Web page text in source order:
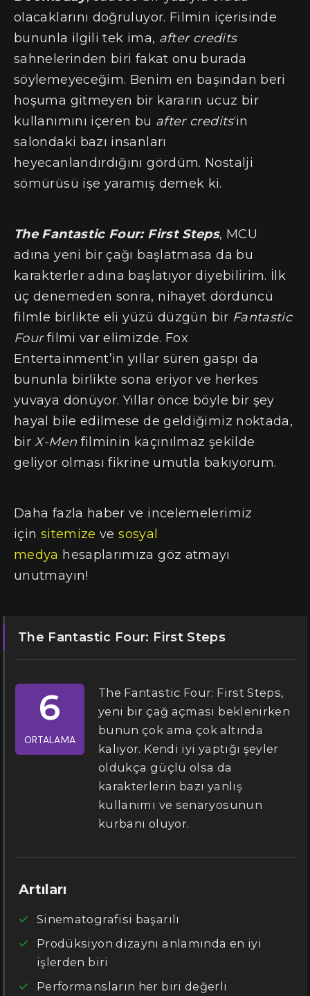
olacaklarını doğruluyor. Filmin içerisinde
bununla ilgili tek ima, after credits
sahnelerinden biri fakat onu burada
söylemeyeceğim. Benim en başından beri
hoşuma gitmeyen bir kararın ucuz bir
kullanımını içeren bu after credits‘in
salondaki bazı insanları
heyecanlandırdığını gördüm. Nostalji
sömürüsü işe yaramış demek ki.
The Fantastic Four: First Steps, MCU
adına yeni bir çağı başlatmasa da bu
karakterler adına başlatıyor diyebilirim. İlk
üç denemeden sonra, nihayet dördüncü
filmle birlikte eli yüzü düzgün bir Fantastic
Fourfilmi var elimizde. Fox
Entertainment’in yıllar süren gaspı da
bununla birlikte sona eriyor ve herkes
yuvaya dönüyor. Yıllar önce böyle bir şey
hayal bile edilmese de geldiğimiz noktada,
birX-Men filminin kaçınılmaz şekilde
geliyor olması fikrine umutla bakıyorum.
Daha fazla haber ve incelemelerimiz
için sitemize vesosyal
medya hesaplarımıza göz atmayı
unutmayın!
The Fantastic Four: First Steps
6
ORTALAMA
The Fantastic Four: First Steps,
yeni bir çağ açması beklenirken
bunun çok ama çok altında
kalıyor. Kendi iyi yaptığı şeyler
oldukça güçlü olsa da
karakterlerin bazı yanlış
kullanımı ve senaryosunun
kurbanı oluyor.
Artıları
Sinematografisi başarılı
Prodüksiyon dizaynı anlamında en iyi
işlerden biri
Performansların her biri değerli